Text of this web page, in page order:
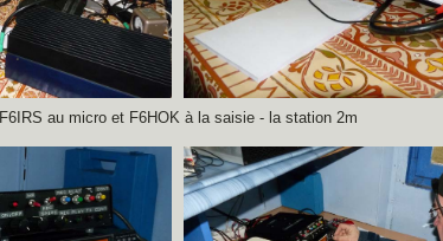
F6IRS au micro et F6HOK à la saisie - la station 2m